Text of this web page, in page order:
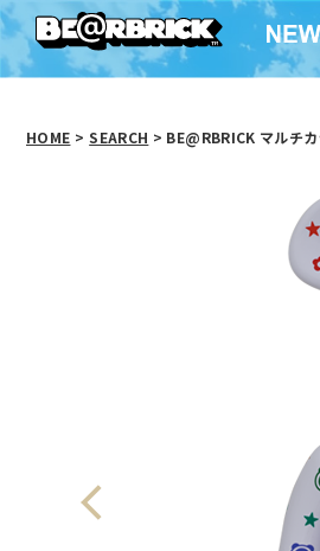
HOME > SEARCH > BE@RBRICK マルチ